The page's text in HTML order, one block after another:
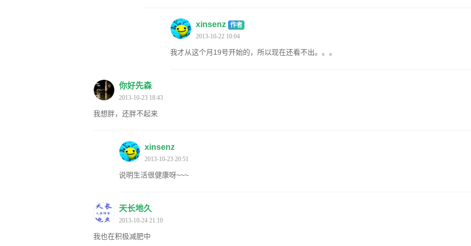
xinsenz 作者
2013-10-22 10:04
我才从这个月19号开始的，所以现在还看不出。。。
你好先森
2013-10-23 18:43
我想胖，还胖不起来
xinsenz
2013-10-23 20:51
说明生活很健康呀~~~
天长地久
2013-10-24 21:10
我也在积极减肥中